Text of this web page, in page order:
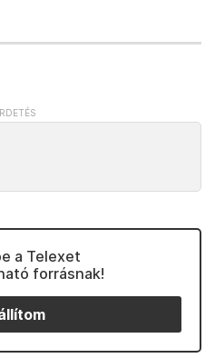
a Telexet
forrásnak!